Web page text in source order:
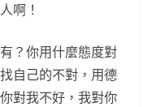
啊！
？你用什麼態度對
自己的不對，用德
對我不好，我對你